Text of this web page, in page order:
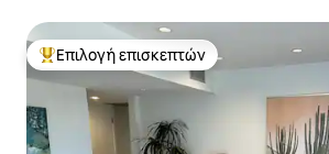
Κορυφαία επιλογή επισκεπτών
Επιλογή επισκεπτών